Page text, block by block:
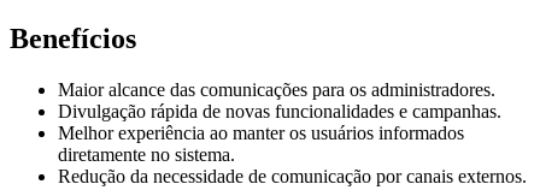
Benefícios
Maior alcance das comunicações para os administradores.
Divulgação rápida de novas funcionalidades e campanhas.
Melhor experiência ao manter os usuários informados
diretamente no sistema.
Redução da necessidade de comunicação por canais externos.